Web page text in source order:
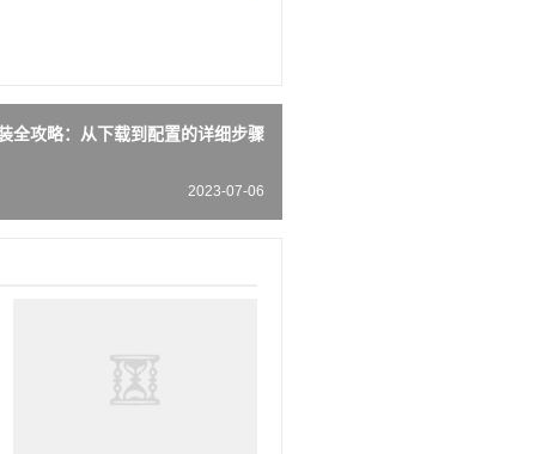
全攻略：从下载到配置的详细步骤
2023-07-06